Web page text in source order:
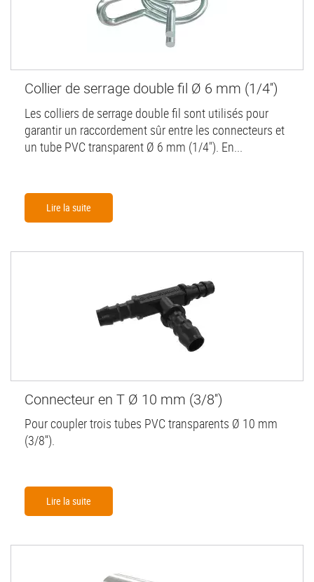
Collier de serrage double fil Ø 6 mm (1/4'')
Les colliers de serrage double fil sont utilisés pour
garantir un raccordement sûr entre les connecteurs et
un tube PVC transparent Ø 6 mm (1/4"). En...
Lire la suite
Connecteur en T Ø 10 mm (3/8'')
Pour coupler trois tubes PVC transparents Ø 10 mm
(3/8'').
Lire la suite